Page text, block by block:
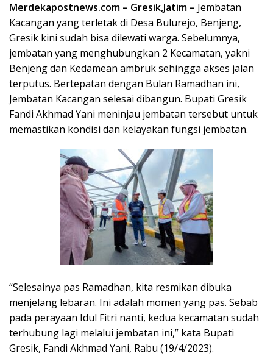
Merdekapostnews.com – Gresik,Jatim – Jembatan
Kacangan yang terletak di Desa Bulurejo, Benjeng,
Gresik kini sudah bisa dilewati warga. Sebelumnya,
jembatan yang menghubungkan 2 Kecamatan, yakni
Benjeng dan Kedamean ambruk sehingga akses jalan
terputus. Bertepatan dengan Bulan Ramadhan ini,
Jembatan Kacangan selesai dibangun. Bupati Gresik
Fandi Akhmad Yani meninjau jembatan tersebut untuk
memastikan kondisi dan kelayakan fungsi jembatan.
“Selesainya pas Ramadhan, kita resmikan dibuka
menjelang lebaran. Ini adalah momen yang pas. Sebab
pada perayaan Idul Fitri nanti, kedua kecamatan sudah
terhubung lagi melalui jembatan ini,” kata Bupati
Gresik, Fandi Akhmad Yani, Rabu (19/4/2023).